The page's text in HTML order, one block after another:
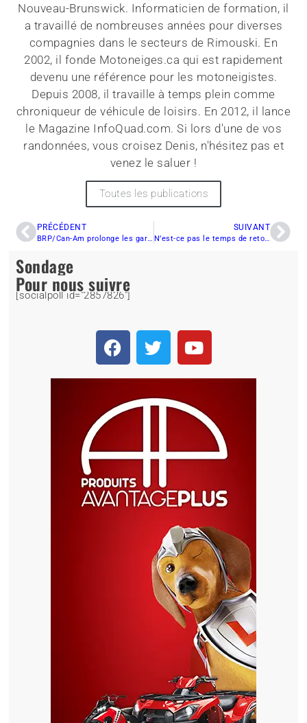
Nouveau-Brunswick. Informaticien de formation, il
a travaillé de nombreuses années pour diverses
compagnies dans le secteurs de Rimouski. En
2002, il fonde Motoneiges.ca qui est rapidement
devenu une référence pour les motoneigistes.
Depuis 2008, il travaille à temps plein comme
chroniqueur de véhicule de loisirs. En 2012, il lance
le Magazine InfoQuad.com. Si lors d'une de vos
randonnées, vous croisez Denis, n'hésitez pas et
venez le saluer !
Toutes les publications
PRÉCÉDENT
BRP/Can-Am prolonge les garanties de ses produits de 90 jours
SUIVANT
N’est-ce pas le temps de retourner l’ascenseur aux bénévoles des clubs
Sondage
[socialpoll id="2857826"]
Pour nous suivre